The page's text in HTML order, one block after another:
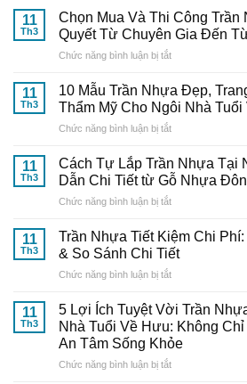
11
Th3
Chọn Mua Và Thi Công Trần
Quyết Từ Chuyên Gia Đến
Chức năng bình luận bị tắtở
Mua
Và
Thi
Công
Nhựa
Thông
Bí
Từ
Chuyên
Đến
Gỗ
Nhựa
Đông
11
Th3
10 Mẫu Trần Nhựa Đẹp,
Thẩm Mỹ Cho Ngôi Nhà Tuổi
Chức năng bình luận bị tắtở
Mẫu
Trần
Nhựa
Đẹp,
Nhã
–
Tầm
Mỹ
Cho
Ngôi
Tuổi
11
Th3
Cách Tự Lắp Trần Nhựa Tại
Dẫn Chi Tiết từ Gỗ Nhựa
Chức năng bình luận bị tắtở
Tự
Lắp
Trần
Nhựa
Nhà
Cực
Dễ
–
Hướng
11
Th3
Trần Nhựa Tiết Kiệm Chi
& So Sánh Chi Tiết
Chức năng bình luận bị tắtở
Nhựa
Tiết
Kiệm
Chi
Phí:
11
Th3
5 Lợi Ích Tuyệt Vời Trần
Nhà Tuổi Về Hưu: Không
An Tâm Sống Khỏe
Chức năng bình luận bị tắtở